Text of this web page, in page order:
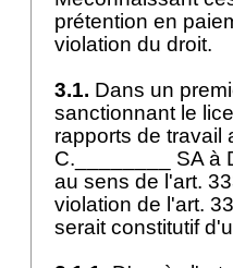
prétention en
violation du droit.
3.1. Dans un
sanctionnant le
rapports de travail
C.________ SA à
au sens de l'art.
violation de l'art.
serait constitutif